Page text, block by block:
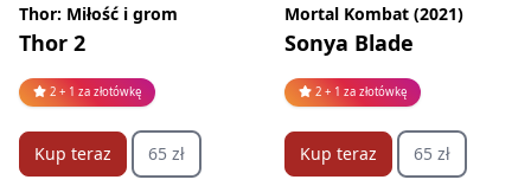
Thor: Miłość i grom
Thor 2
2 + 1 za złotówkę
Kup teraz 65 zł
Mortal Kombat (2021)
Sonya Blade
2 + 1 za złotówkę
Kup teraz 65 zł